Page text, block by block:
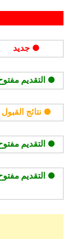
● جديد
● التقديم
● نتائج القبول
● التقديم
● التقديم